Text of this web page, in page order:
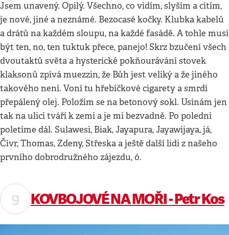
Jsem unavený. Opilý. Všechno, co vidím, slyším a cítím,
je nové, jiné a neznámé. Bezocasé kočky. Klubka kabelů
a drátů na každém sloupu, na každé fasádě. A tohle musí
být ten, no, ten tuktuk přece, panejo! Skrz bzučení všech
dvoutaktů světa a hysterické pokňourávání stovek
klaksonů zpívá muezzin, že Bůh jest veliký a že jiného
takového není. Voní tu hřebíčkové cigarety a smrdí
přepálený olej. Položím se na betonový sokl. Usínám jen
tak na ulici tváří k zemi a je mi bezvadně. Po poledni
poletíme dál. Sulawesi, Biak, Jayapura, Jayawijaya, já,
Čívr, Thomas, Zdeny, Střeska a ještě další lidi z našeho
prvního dobrodružného zájezdu, ó.
KOVBOJOVÉ NA MOŘI - Petr Kos